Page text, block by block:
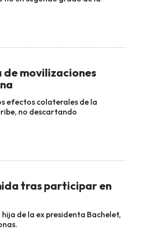
de movilizaciones
efectos colaterales de la
no descartando
tras participar en
de la ex presidenta Bachelet,